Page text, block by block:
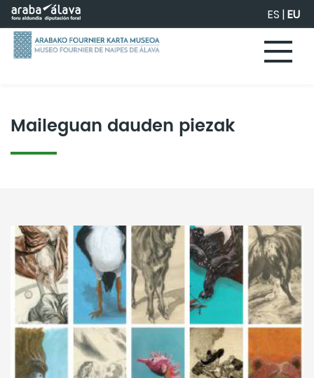
Eduki nagusira joan ES |EU
Maileguan dauden piezak